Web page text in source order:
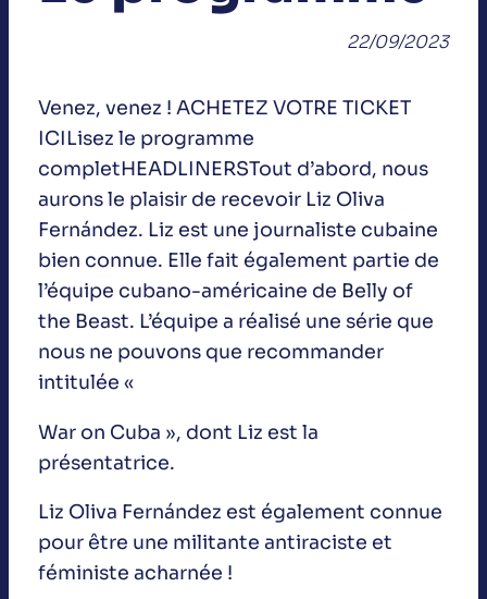
22/09/2023
Venez, venez ! ACHETEZ VOTRE TICKET
ICILisez le programme
completHEADLINERSTout d’abord, nous
aurons le plaisir de recevoir Liz Oliva
Fernández. Liz est une journaliste cubaine
bien connue. Elle fait également partie de
l’équipe cubano-américaine de Belly of
the Beast. L’équipe a réalisé une série que
nous ne pouvons que recommander
intitulée «
War on Cuba », dont Liz est la
présentatrice.
Liz Oliva Fernández est également connue
pour être une militante antiraciste et
féministe acharnée !